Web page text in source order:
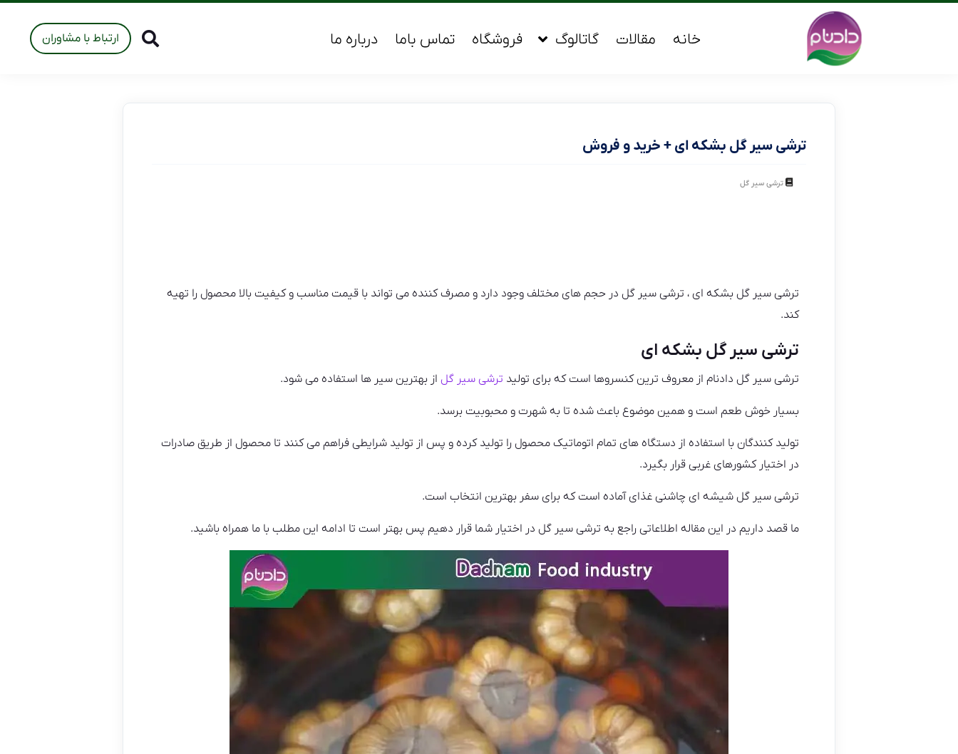
خانه مقالات گاتالوگ فروشگاه تماس باما درباره ما ارتباط با مشاوران
ترشی سیر گل بشکه ای + خرید و فروش
ترشی سیر گل
ترشی سیر گل بشکه ای ، ترشی سیر گل در حجم های مختلف وجود دارد و مصرف کننده می تواند با قیمت مناسب و کیفیت بالا محصول را تهیه
کند.
ترشی سیر گل بشکه ای
ترشی سیر گل دادنام از معروف ترین کنسروها است که برای تولید ترشی سیر گل از بهترین سیر ها استفاده می شود.
بسیار خوش طعم است و همین موضوع باعث شده تا به شهرت و محبوبیت برسد.
تولید کنندگان با استفاده از دستگاه های تمام اتوماتیک محصول را تولید کرده و پس از تولید شرایطی فراهم می کنند تا محصول از طریق صادرات
در اختیار کشورهای غربی قرار بگیرد.
ترشی سیر گل شیشه ای چاشنی غذای آماده است که برای سفر بهترین انتخاب است.
ما قصد داریم در این مقاله اطلاعاتی راجع به ترشی سیر گل در اختیار شما قرار دهیم پس بهتر است تا ادامه این مطلب با ما همراه باشید.